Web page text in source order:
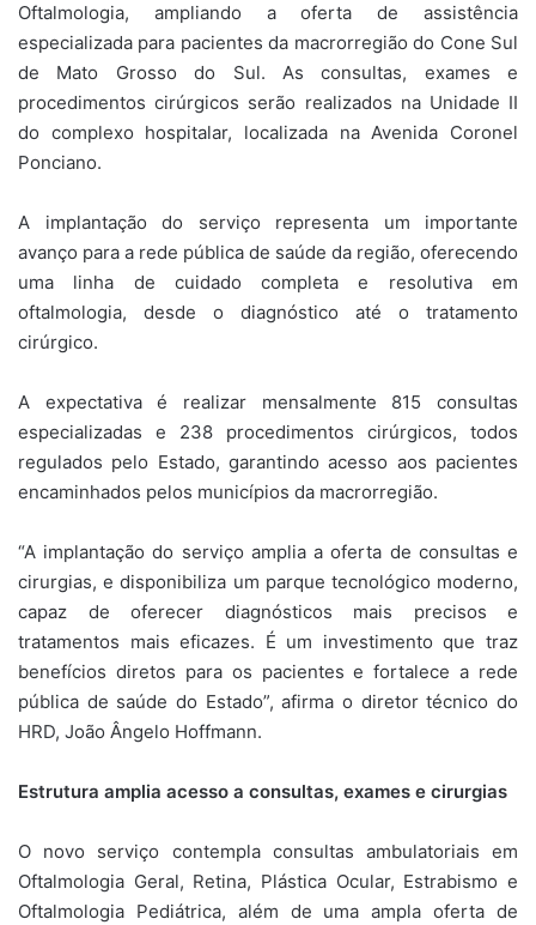
Oftalmologia, ampliando a oferta de assistência
especializada para pacientes da macrorregião do Cone Sul
de Mato Grosso do Sul. As consultas, exames e
procedimentos cirúrgicos serão realizados na Unidade II
do complexo hospitalar, localizada na Avenida Coronel
Ponciano.
A implantação do serviço representa um importante
avanço para a rede pública de saúde da região, oferecendo
uma linha de cuidado completa e resolutiva em
oftalmologia, desde o diagnóstico até o tratamento
cirúrgico.
A expectativa é realizar mensalmente 815 consultas
especializadas e 238 procedimentos cirúrgicos, todos
regulados pelo Estado, garantindo acesso aos pacientes
encaminhados pelos municípios da macrorregião.
“A implantação do serviço amplia a oferta de consultas e
cirurgias, e disponibiliza um parque tecnológico moderno,
capaz de oferecer diagnósticos mais precisos e
tratamentos mais eficazes. É um investimento que traz
benefícios diretos para os pacientes e fortalece a rede
pública de saúde do Estado”, afirma o diretor técnico do
HRD, João Ângelo Hoffmann.
Estrutura amplia acesso a consultas, exames e cirurgias
O novo serviço contempla consultas ambulatoriais em
Oftalmologia Geral, Retina, Plástica Ocular, Estrabismo e
Oftalmologia Pediátrica, além de uma ampla oferta de